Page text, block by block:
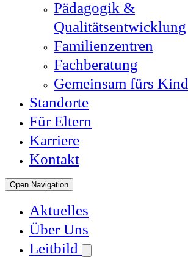
Pädagogik &
Qualitätsentwicklung
Familienzentren
Fachberatung
Gemeinsam fürs Kind
Standorte
Für Eltern
Karriere
Kontakt
Open Navigation
Aktuelles
Über Uns
Leitbild